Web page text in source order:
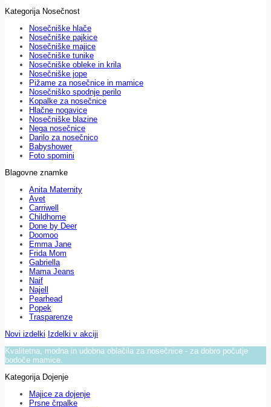
Kategorija Nosečnost
Nosečniške hlače
Nosečniške pajkice
Nosečniške majice
Nosečniške tunike
Nosečniške obleke in krila
Nosečniške jope
Pižame za nosečnice in mamice
Nosečniško spodnje perilo
Kopalke za nosečnice
Hlačne nogavice
Nosečniške blazine
Nega nosečnice
Darilo za nosečnico
Babyshower
Foto spomini
Blagovne znamke
Anita Maternity
Avet
Carriwell
Childhome
Done by Deer
Doomoo
Emma Jane
Frida Mom
Gabriella
Mama Jeans
Naif
Najell
Pearhead
Popek
Trasparenze
Novi izdelki Izdelki v akciji
Kvalitetna, modna in udobna oblačila za nosečnice - za dobro počutje
bodoče mamice.
Kategorija Dojenje
Majice za dojenje
Prsne črpalke